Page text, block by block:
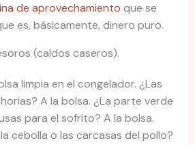
de aprovechamiento que se
es, básicamente, dinero puro.
(caldos caseros).
limpia en el congelador. ¿Las
A la bolsa. ¿La parte verde
para el sofrito? A la bolsa.
cebolla o las carcasas del pollo?